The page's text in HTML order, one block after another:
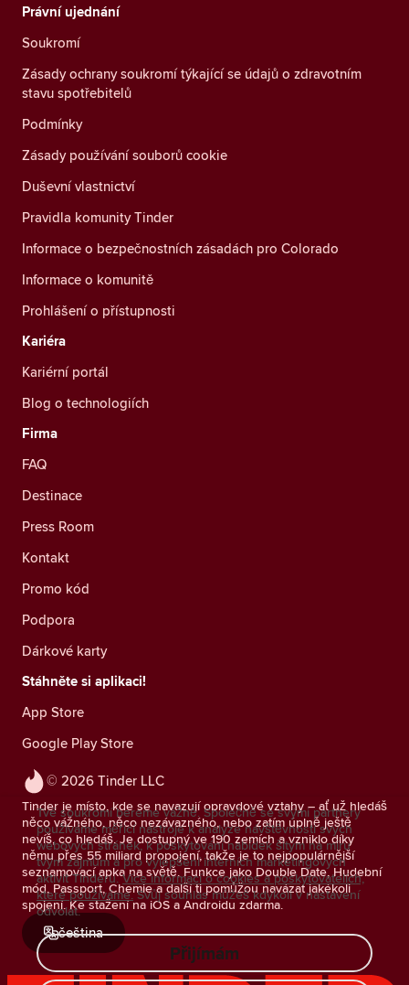
© 2026 Tinder LLC
Tinder je místo, kde se navazují opravdové vztahy – ať už hledáš
něco vážného, něco nezávazného, nebo zatím úplně ještě
nevíš, co hledáš. Je dostupný ve 190 zemích a vzniklo díky
němu přes 55 miliard propojení, takže je to nejpopulárnější
seznamovací apka na světě. Funkce jako Double Date, Hudební
mód, Passport, Chemie a další ti pomůžou navázat jakékoli
spojení. Ke stažení na iOS a Androidu zdarma.
čeština
Právní ujednání
Soukromí
Zásady ochrany soukromí týkající se údajů o zdravotním
stavu spotřebitelů
Podmínky
Zásady používání souborů cookie
Duševní vlastnictví
Pravidla komunity Tinder
Informace o bezpečnostních zásadách pro Colorado
Informace o komunitě
Prohlášení o přístupnosti
Kariéra
Kariérní portál
Blog o technologiích
Firma
FAQ
Destinace
Press Room
Kontakt
Promo kód
Podpora
Dárkové karty
Stáhněte si aplikaci!
App Store
Google Play Store
Tvé soukromí bereme vážně. Společně se svými partnery
používáme měřicí nástroje k analýze návštěvnosti svých
webových stránek, k poskytování nabídek šitým na míru
tvým zájmům a pro vylepšení interních marketingových
aktivit Tinderu. Více informací o cookies a poskytovatelích,
které používáme. Svůj souhlas můžeš kdykoli v nastavení
odvolat.
Přijímám